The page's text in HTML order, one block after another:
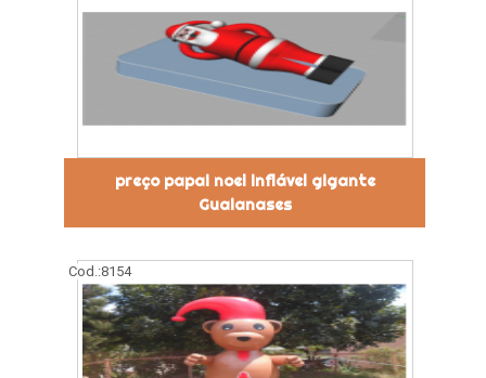
preço papai noel inflável gigante
Guaianases
Cod.:8154